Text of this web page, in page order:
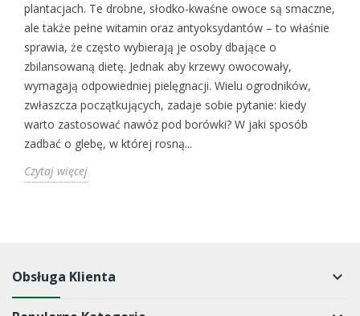
plantacjach. Te drobne, słodko-kwaśne owoce są smaczne,
ale także pełne witamin oraz antyoksydantów – to właśnie
sprawia, że często wybierają je osoby dbające o
zbilansowaną dietę. Jednak aby krzewy owocowały,
wymagają odpowiedniej pielęgnacji. Wielu ogrodników,
zwłaszcza początkujących, zadaje sobie pytanie: kiedy
warto zastosować nawóz pod borówki? W jaki sposób
zadbać o glebę, w której rosną...
Czytaj więcej
Obsługa Klienta keyboard_arrow_down